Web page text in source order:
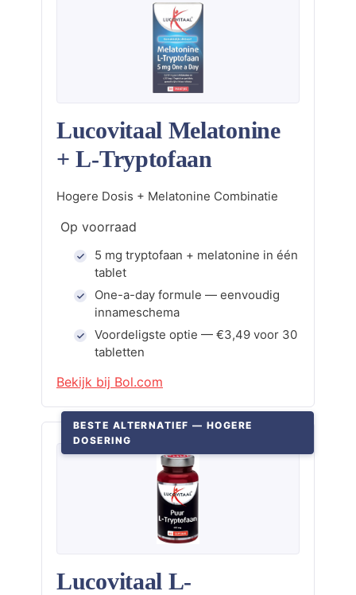
Lucovitaal Melatonine
+ L-Tryptofaan
Hogere Dosis + Melatonine Combinatie
Op voorraad
5 mg tryptofaan + melatonine in één
tablet
One-a-day formule — eenvoudig
innameschema
Voordeligste optie — €3,49 voor 30
tabletten
Bekijk bij Bol.com
BESTE ALTERNATIEF — HOGERE
DOSERING
Lucovitaal L-